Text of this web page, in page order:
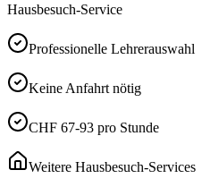
Hausbesuch-Service
Professionelle Lehrerauswahl
Keine Anfahrt nötig
CHF 67-93 pro Stunde
Weitere Hausbesuch-Services